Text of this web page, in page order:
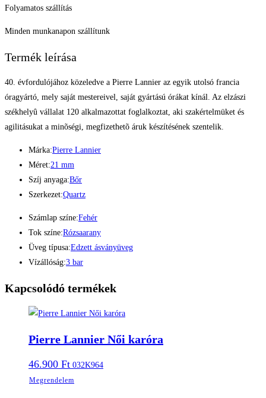
Folyamatos szállítás
Minden munkanapon szállítunk
Termék leírása
40. évfordulójához közeledve a Pierre Lannier az egyik utolsó francia
óragyártó, mely saját mestereivel, saját gyártású órákat kínál. Az elzászi
székhelyû vállalat 120 alkalmazottat foglalkoztat, aki szakértelmüket és
agilitásukat a minõségi, megfizethetõ áruk készítésének szentelik.
Márka:Pierre Lannier
Méret:21 mm
Szíj anyaga:Bőr
Szerkezet:Quartz
Számlap színe:Fehér
Tok színe:Rózsaarany
Üveg típusa:Edzett ásványüveg
Vízállóság:3 bar
Kapcsolódó termékek
Pierre Lannier Női karóra
46.900 Ft 032K964
Megrendelem